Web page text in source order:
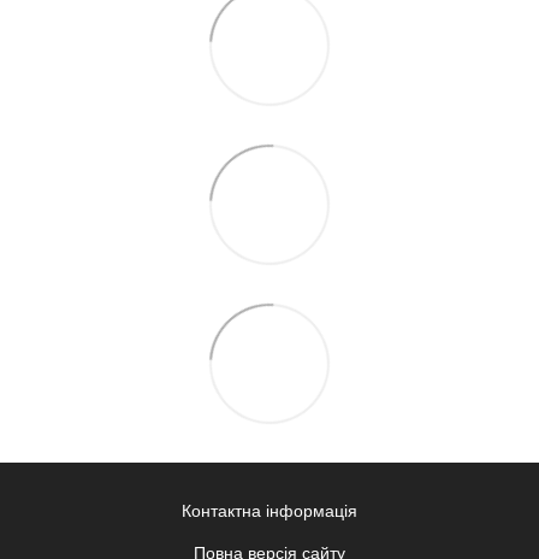
Контактна інформація
Повна версія сайту